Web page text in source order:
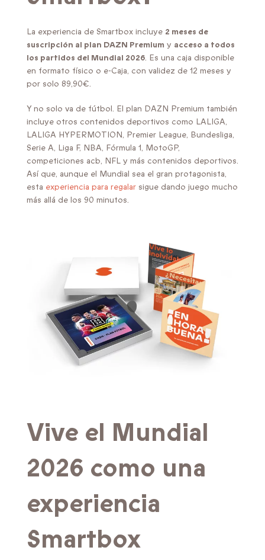
La experiencia de Smartbox incluye 2 meses de
suscripción al plan DAZN Premium y acceso a todos
los partidos del Mundial 2026. Es una caja disponible
en formato físico o e-Caja, con validez de 12 meses y
por solo 89,90€.
Y no solo va de fútbol. El plan DAZN Premium también
incluye otros contenidos deportivos como LALIGA,
LALIGA HYPERMOTION, Premier League, Bundesliga,
Serie A, Liga F, NBA, Fórmula 1, MotoGP,
competiciones acb, NFL y más contenidos deportivos.
Así que, aunque el Mundial sea el gran protagonista,
esta experiencia para regalar sigue dando juego mucho
más allá de los 90 minutos.
Vive el Mundial
2026 como una
experiencia
Smartbox